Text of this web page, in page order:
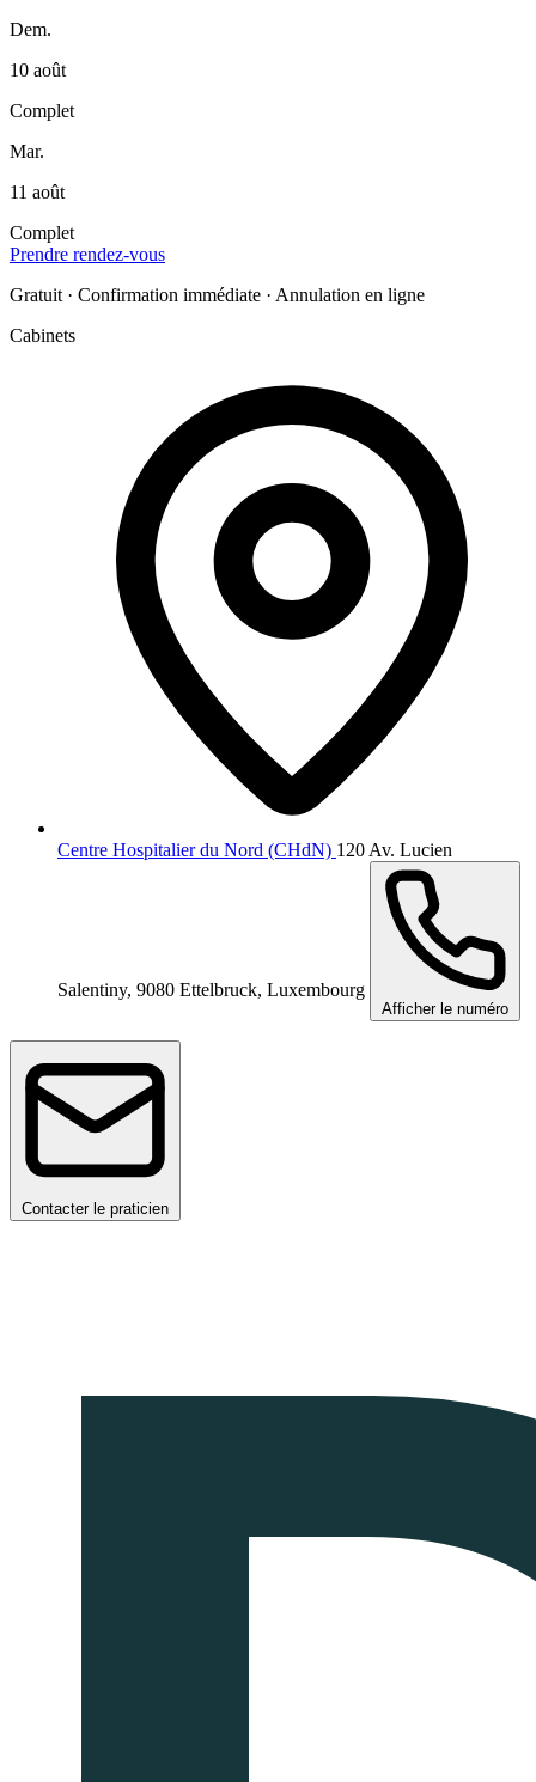
Dem.
10 août
Complet
Mar.
11 août
Complet
Prendre rendez-vous
Gratuit · Confirmation immédiate · Annulation en ligne
Cabinets
Centre Hospitalier du Nord (CHdN) 120 Av. Lucien
Salentiny, 9080 Ettelbruck, Luxembourg
Afficher le numéro
Contacter le praticien